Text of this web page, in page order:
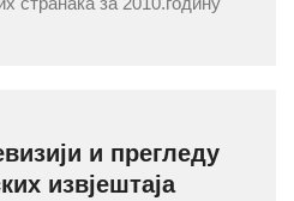
и прегледу
извјештаја